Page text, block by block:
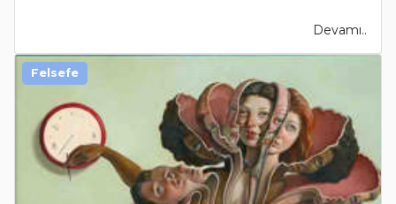
Devamı..
Felsefe